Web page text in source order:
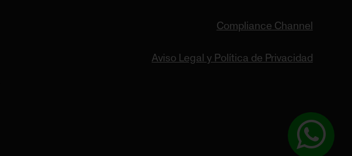
Compliance Channel
Aviso Legal y Política de Privacidad